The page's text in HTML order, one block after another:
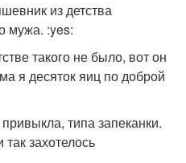
из детства
мужа. :yes:
такого не было, вот он
я десяток яиц по доброй
типа запеканки.
захотелось